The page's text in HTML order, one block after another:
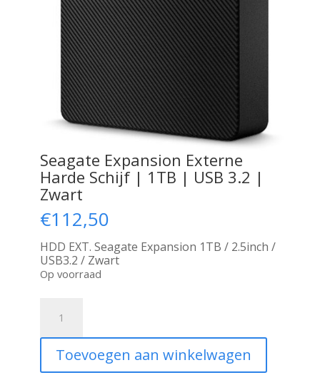
Seagate Expansion Externe
Harde Schijf | 1TB | USB 3.2 |
Zwart
€112,50
HDD EXT. Seagate Expansion 1TB / 2.5inch /
USB3.2 / Zwart
Op voorraad
Expansion
Harde
Schijf
|
Toevoegen aan winkelwagen